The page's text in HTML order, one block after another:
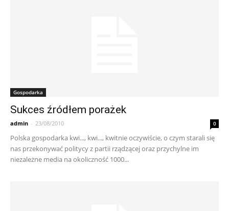
Gospodarka
Sukces źródłem porażek
admin - 23/08/2010 0
Polska gospodarka kwi..., kwi..., kwitnie oczywiście, o czym starali się
nas przekonywać politycy z partii rządzącej oraz przychylne im
niezależne media na okoliczność 1000...